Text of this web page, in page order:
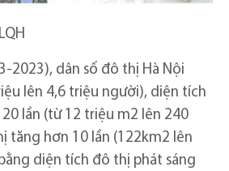
2023), dân số đô thị Hà Nội
lên 4,6 triệu người), diện tích
lần (từ 12 triệu m2 lên 240
tăng hơn 10 lần (122km2 lên
diện tích đô thị phát sáng